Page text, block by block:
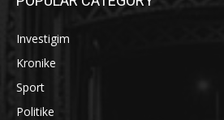
Investigim
Kronike
Sport
Politike